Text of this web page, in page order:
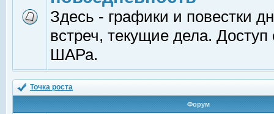
Здесь - графики и повестки
встреч, текущие дела.
ШАРа.
Точка роста
Форум